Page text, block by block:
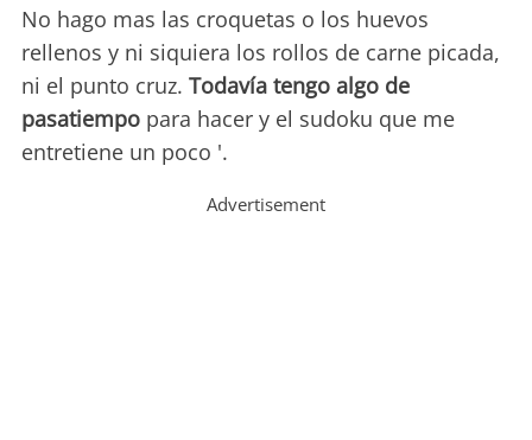
No hago mas las croquetas o los huevos
rellenos y ni siquiera los rollos de carne picada,
ni el punto cruz. Todavía tengo algo de
pasatiempo para hacer y el sudoku que me
entretiene un poco '.
Advertisement